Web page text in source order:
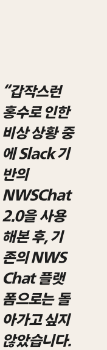
“갑작스런
홍수로 인한
비상 상황 중
에 Slack 기
반의
NWSChat
2.0을 사용
해본 후, 기
존의 NWS
Chat 플랫
폼으로는 돌
아가고 싶지
않았습니다.